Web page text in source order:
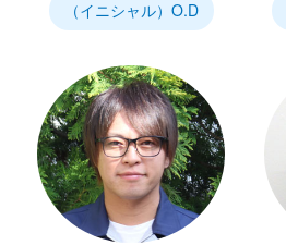
（イニシャル）O.D